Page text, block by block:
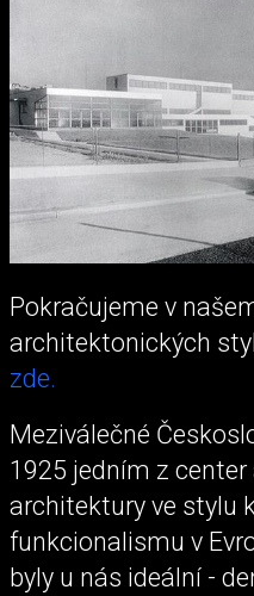
Pokračujeme v
architektonických
zde.
Meziválečné
1925 jedním z
architektury ve stylu
funkcionalismu v
byly u nás ideální -